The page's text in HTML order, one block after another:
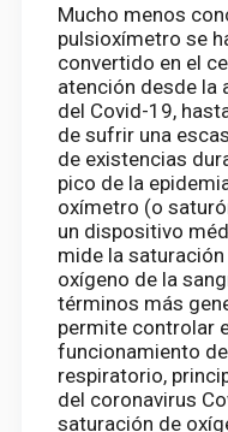
Mucho menos
pulsioxímetro se
convertido en el
atención desde la
del Covid-19,
de sufrir una
de existencias
pico de la
oxímetro (o
un dispositivo
mide la
oxígeno de la
términos más
permite controlar
funcionamiento
respiratorio,
del coronavirus
saturación de